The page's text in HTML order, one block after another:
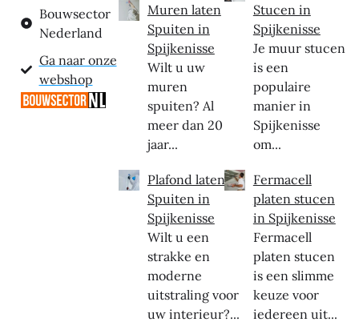
Bouwsector
Nederland
Ga naar onze
webshop
Muren laten
Spuiten in
Spijkenisse
Wilt u uw
muren
spuiten? Al
meer dan 20
jaar...
Plafond laten
Spuiten in
Spijkenisse
Wilt u een
strakke en
moderne
uitstraling voor
uw interieur?...
Stucen in
Spijkenisse
Je muur stucen
is een
populaire
manier in
Spijkenisse
om...
Fermacell
platen stucen
in Spijkenisse
Fermacell
platen stucen
is een slimme
keuze voor
iedereen uit...